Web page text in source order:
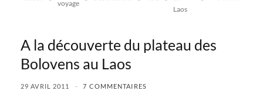
voyage
Laos
A la découverte du plateau des
Bolovens au Laos
29 AVRIL 2011 7 COMMENTAIRES